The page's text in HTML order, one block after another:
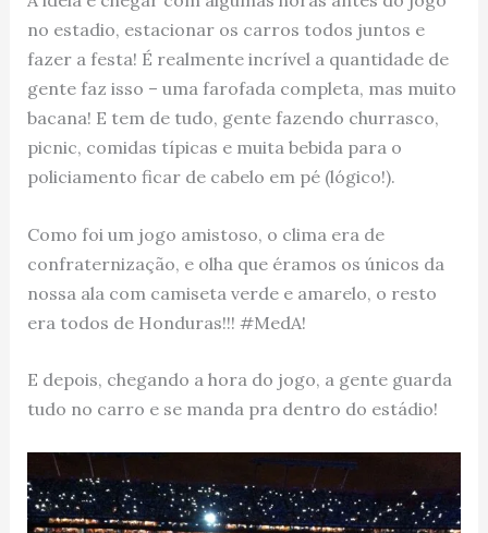
no estadio, estacionar os carros todos juntos e
fazer a festa! É realmente incrível a quantidade de
gente faz isso – uma farofada completa, mas muito
bacana! E tem de tudo, gente fazendo churrasco,
picnic, comidas típicas e muita bebida para o
policiamento ficar de cabelo em pé (lógico!).
Como foi um jogo amistoso, o clima era de
confraternização, e olha que éramos os únicos da
nossa ala com camiseta verde e amarelo, o resto
era todos de Honduras!!! #MedA!
E depois, chegando a hora do jogo, a gente guarda
tudo no carro e se manda pra dentro do estádio!